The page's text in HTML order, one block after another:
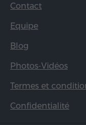
Contact
Equipe
Blog
Photos-Vidéos
Termes et
Confidentialité